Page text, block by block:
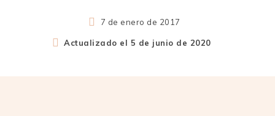
7 de enero de 2017
Actualizado el 5 de junio de 2020